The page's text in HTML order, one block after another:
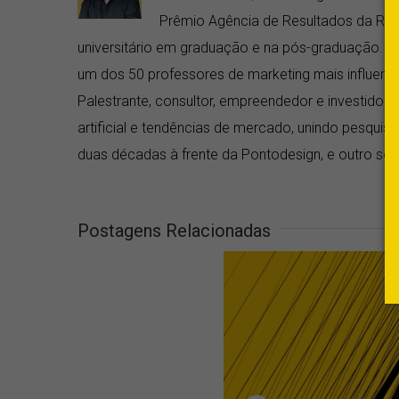
Prêmio Agência de Resultados da
universitário em graduação e na pós-graduação.
um dos 50 professores de marketing mais
Palestrante, consultor, empreendedor e investidor
artificial e tendências de mercado, unindo
duas décadas à frente da Pontodesign, e outro
Postagens Relacionadas